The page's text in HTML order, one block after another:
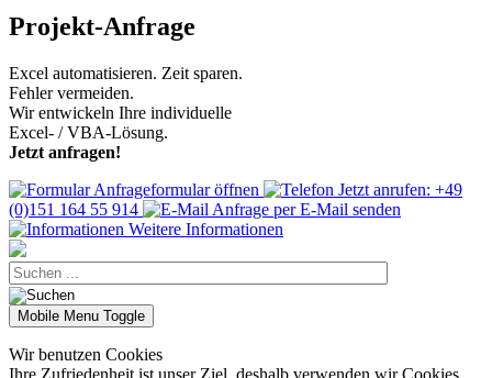
Projekt-Anfrage
Excel automatisieren. Zeit sparen.
Fehler vermeiden.
Wir entwickeln Ihre individuelle
Excel- / VBA-Lösung.
Jetzt anfragen!
Anfrageformular öffnen
Jetzt anrufen: +49
(0)151 164 55 914
Anfrage per E-Mail senden
Weitere Informationen
Mobile Menu Toggle
Wir benutzen Cookies
Ihre Zufriedenheit ist unser Ziel, deshalb verwenden wir Cookies.